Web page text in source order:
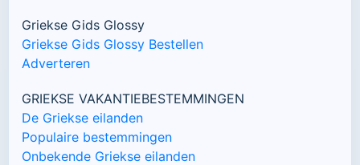
Griekse Gids Glossy
Griekse Gids Glossy Bestellen
Adverteren
GRIEKSE VAKANTIEBESTEMMINGEN
De Griekse eilanden
Populaire bestemmingen
Onbekende Griekse eilanden